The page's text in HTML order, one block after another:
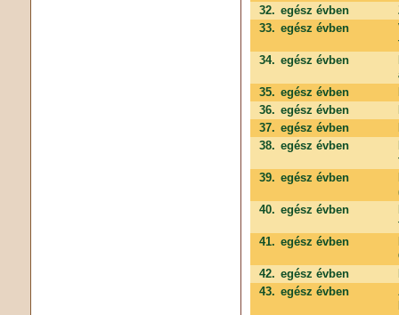
32. egész évben
33. egész évben
34. egész évben
35. egész évben
36. egész évben
37. egész évben
38. egész évben
39. egész évben
40. egész évben
41. egész évben
42. egész évben
43. egész évben